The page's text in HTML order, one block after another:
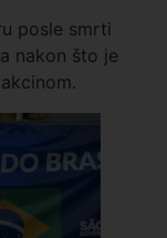
posle smrti
nakon što je